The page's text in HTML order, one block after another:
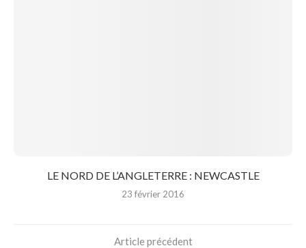
LE NORD DE L’ANGLETERRE : NEWCASTLE
23 février 2016
Article précédent